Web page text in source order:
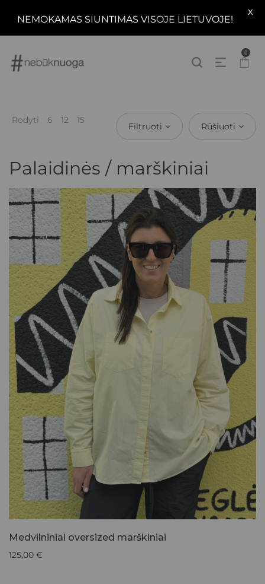
0
Rodyti 6 12 15
Filtruoti Rūšiuoti
Palaidinės / marškiniai
Medvilniniai oversized marškiniai
125,00 €
NEMOKAMAS SIUNTIMAS VISOJE LIETUVOJE!
X